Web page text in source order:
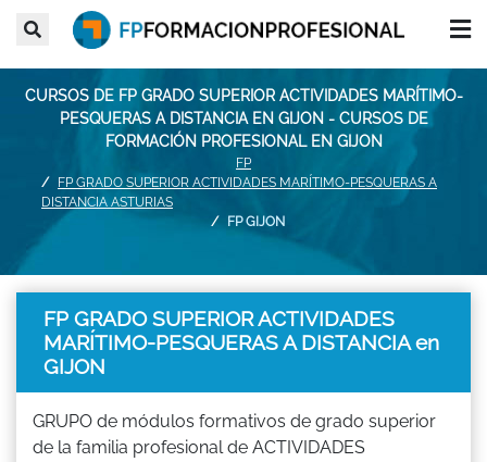
CURSOS DE FP GRADO SUPERIOR ACTIVIDADES MARÍTIMO-
PESQUERAS A DISTANCIA EN GIJON - CURSOS DE
FORMACIÓN PROFESIONAL EN GIJON
FP
FP GRADO SUPERIOR ACTIVIDADES MARÍTIMO-PESQUERAS A
DISTANCIA ASTURIAS
FP GIJON
FP GRADO SUPERIOR ACTIVIDADES
MARÍTIMO-PESQUERAS A DISTANCIA en
GIJON
GRUPO de módulos formativos de grado superior
de la familia profesional de ACTIVIDADES